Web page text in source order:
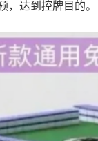
达到控牌目的。